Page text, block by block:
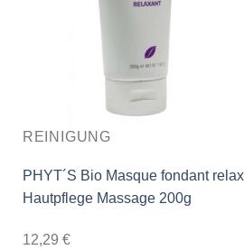
REINIGUNG
PHYT´S Bio Masque fondant
Hautpflege Massage 200g
12,29 €